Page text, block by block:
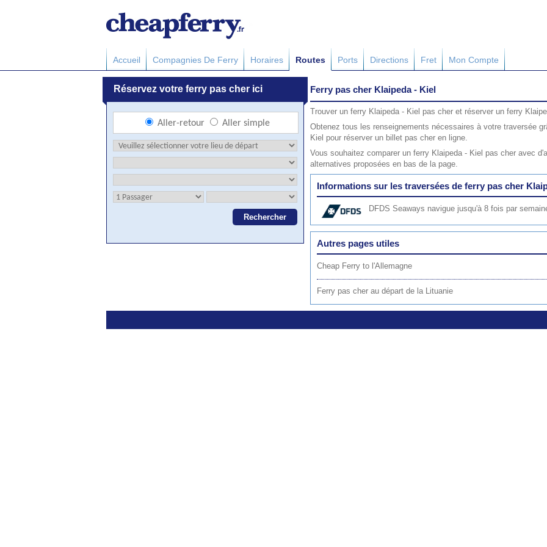
Accueil Compagnies De Ferry Horaires Routes Ports Directions Fret Mon Compte
Ferry pas cher Klaipeda - Kiel
Trouver un ferry Klaipeda - Kiel pas cher et réserver un ferry
Obtenez tous les renseignements nécessaires à votre traversée
Kiel pour réserver un billet pas cher en ligne.
Vous souhaitez comparer un ferry Klaipeda - Kiel pas cher avec
alternatives proposées en bas de la page.
Informations sur les traversées de ferry pas cher
DFDS Seaways navigue jusqu'à 8 fois par
Autres pages utiles
Cheap Ferry to l'Allemagne
Ferry pas cher au départ de la Lituanie